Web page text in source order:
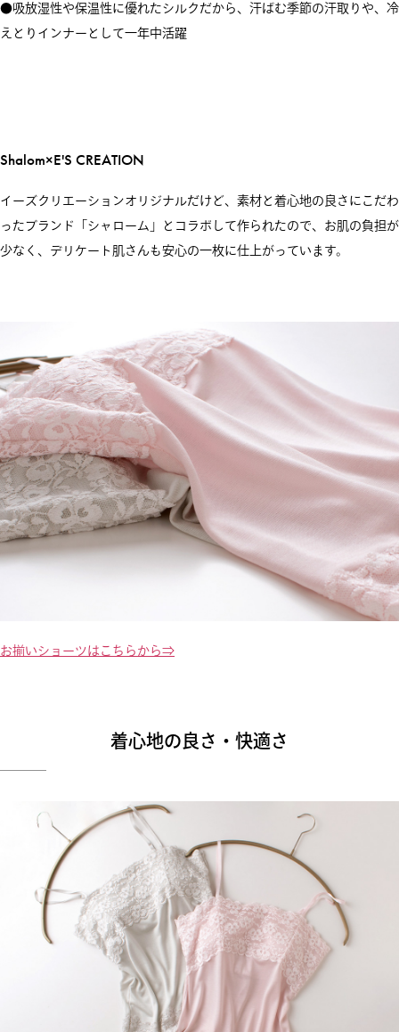
●吸放湿性や保温性に優れたシルクだから、汗ばむ季節の汗取りや、冷
えとりインナーとして一年中活躍
Shalom×E'S CREATION
イーズクリエーションオリジナルだけど、素材と着心地の良さにこだわ
ったブランド「シャローム」とコラボして作られたので、お肌の負担が
少なく、デリケート肌さんも安心の一枚に仕上がっています。
お揃いショーツはこちらから⇒
着心地の良さ・快適さ